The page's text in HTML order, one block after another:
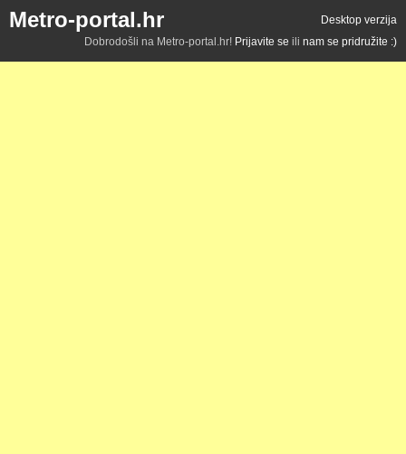
Metro-portal.hr
Desktop verzija
Dobrodošli na Metro-portal.hr! Prijavite se ili nam se pridružite :)